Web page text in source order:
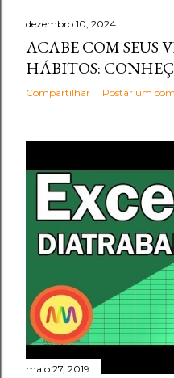
dezembro 10, 2024
ACABE COM SEUS
HÁBITOS:
Compartilhar Postar um
maio 27, 2019